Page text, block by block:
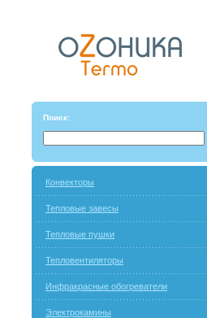
Поиск:
Конвекторы
Тепловые завесы
Тепловые пушки
Тепловентиляторы
Инфракрасные обогреватели
Электрокамины